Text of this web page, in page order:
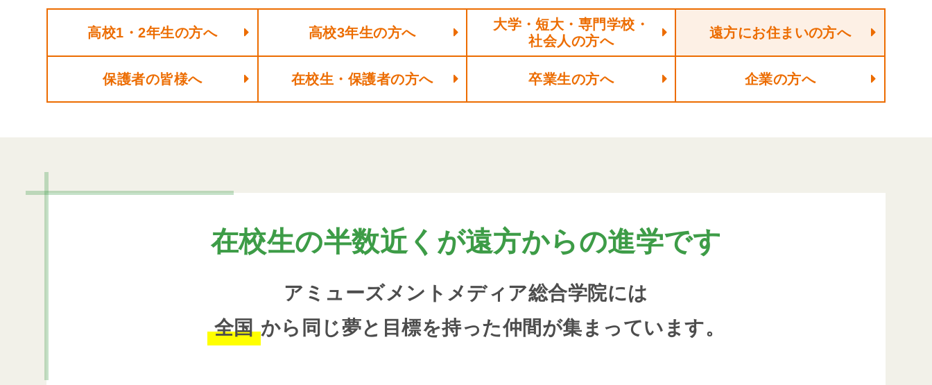
高校1・2年生の方へ 高校3年生の方へ
大学・短大・専門学校・
社会人の方へ
遠方にお住まいの方へ
保護者の皆様へ 在校生・保護者の方へ 卒業生の方へ 企業の方へ
在校生の半数近くが遠方からの進学です
アミューズメントメディア総合学院には
全国 から同じ夢と 目標を持った仲間が集まっています。